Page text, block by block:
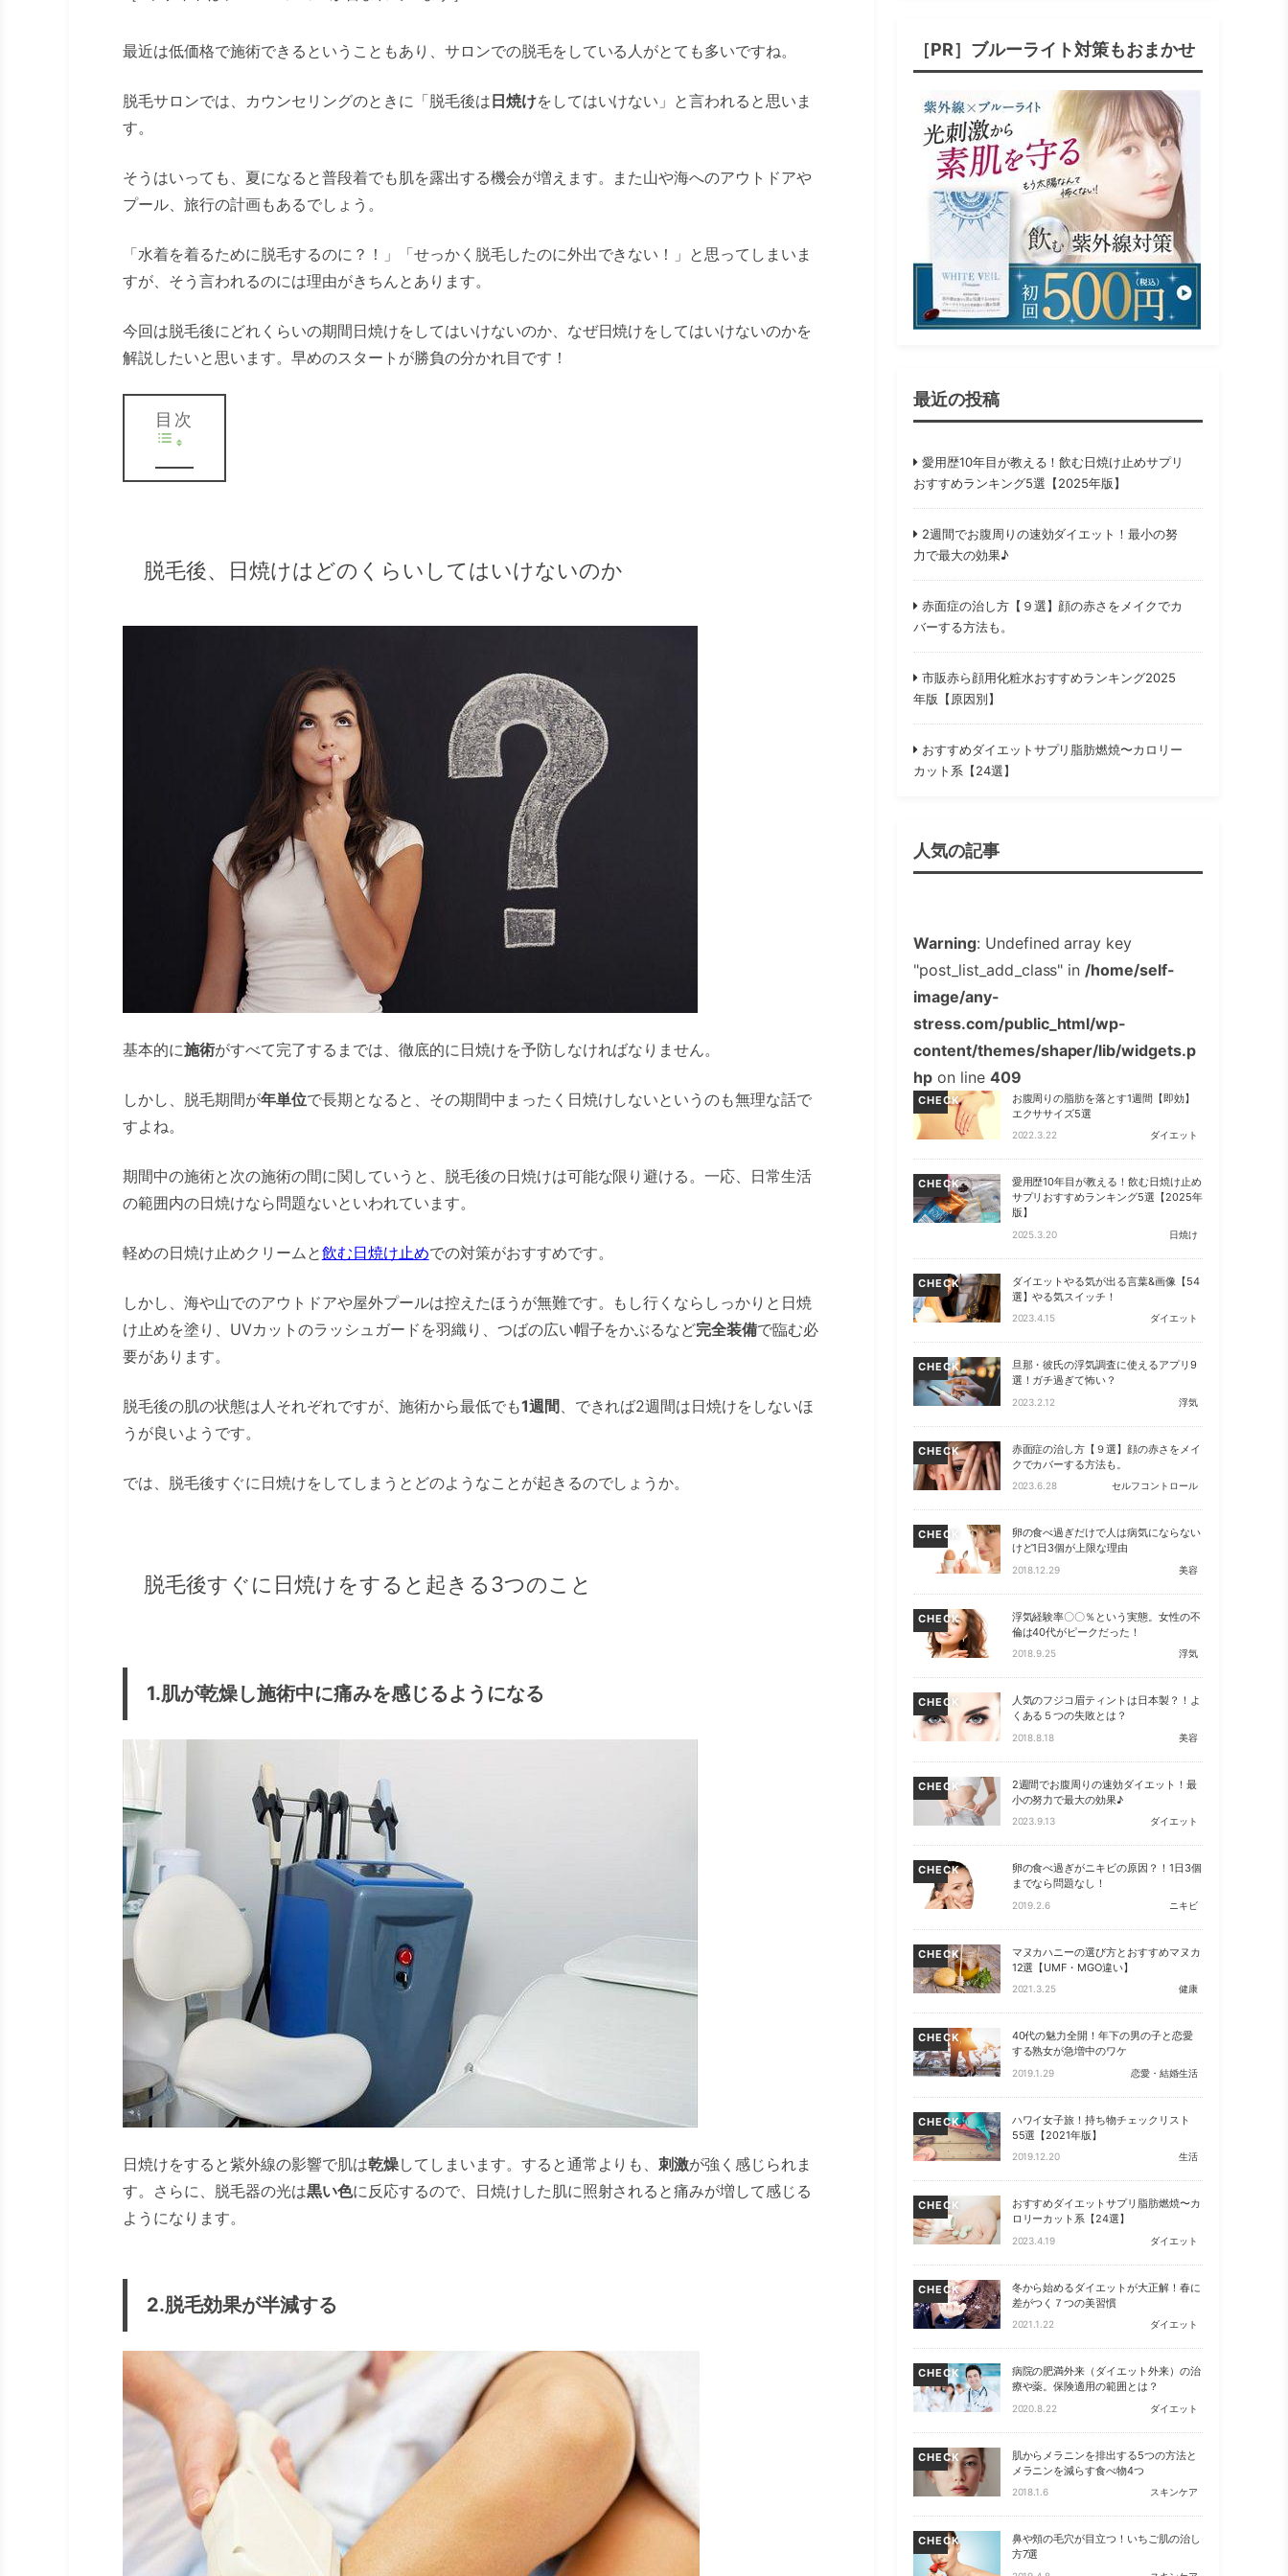
最近は低価格で施術できるということもあり、サロンでの脱毛をしている人がとても多いですね。
脱毛サロンでは、カウンセリングのときに「脱毛後は 日焼けをしてはいけない」と言われると思いま
す。
そうはいっても、夏になると普段着でも肌を露出する機会が増えます。また山や海へのアウトドアや
プール、旅行の計画もあるでしょう。
「水着を着るために脱毛するのに？！」「せっかく脱毛したのに外出できない！」と思ってしまいま
すが、そう言われるのには理由がきちんとあります。
今回は脱毛後にどれくらいの期間日焼けをしてはいけないのか、なぜ日焼けをしてはいけないのかを
解説したいと思います。早めのスタートが勝負の分かれ目です！
目次
脱毛後、日焼けはどのくらいしてはいけないのか
基本的に施術がすべて完了するまでは、徹底的に日焼けを予防しなければなりません。
しかし、脱毛期間が年単位で長期となると、その期間中まったく日焼けしないというのも無理な話で
すよね。
期間中の施術と次の施術の間に関していうと、脱毛後の日焼けは可能な限り避ける。一応、日常生活
の範囲内の日焼けなら問題ないといわれています。
軽めの日焼け止めクリームと飲む日焼け止めでの対策がおすすめです。
しかし、海や山でのアウトドアや屋外プールは控えたほうが無難です。もし行くならしっかりと日焼
け止めを塗り、UVカットのラッシュガードを羽織り、つばの広い帽子をかぶるなど完全装備で臨む必
要があります。
脱毛後の肌の状態は人それぞれですが、施術から最低でも1週間 、できれば2週間は日焼けをしないほ
うが良いようです。
では、脱毛後すぐに日焼けをしてしまうとどのようなことが起きるのでしょうか。
脱毛後すぐに日焼けをすると起きる3つのこと
1.肌が乾燥し施術中に痛みを感じるようになる
日焼けをすると紫外線の影響で肌は乾燥してしまいます。すると通常よりも、刺激が強く感じられま
す。さらに、脱毛器の光は黒い色に反応するので、日焼けした肌に照射されると痛みが増して感じる
ようになります。
2.脱毛効果が半減する
［PR］ブルーライト対策もおまかせ
最近の投稿
愛用歴10年目が教える！飲む日焼け止めサプリ
おすすめランキング5選【2025年版】
2週間でお腹周りの速効ダイエット！最小の努
力で最大の効果♪
赤面症の治し方【９選】顔の赤さをメイクでカ
バーする方法も。
市販赤ら顔用化粧水おすすめランキング2025
年版【原因別】
おすすめダイエットサプリ脂肪燃焼〜カロリー
カット系【24選】
人気の記事
Warning: Undefined array key
"post_list_add_class" in /home/self-
image/any-
stress.com/public_html/wp-
content/themes/shaper/lib/widgets.p
hpon line 409
CHECK
お腹周りの脂肪を落とす1週間【即効】
エクササイズ5選
2022.3.22 ダイエット
CHECK
愛用歴10年目が教える！飲む日焼け止め
サプリおすすめランキング5選【2025年
版】
2025.3.20 日焼け
CHECK
ダイエットやる気が出る言葉&画像【54
選】やる気スイッチ！
2023.4.15 ダイエット
CHECK
旦那・彼氏の浮気調査に使えるアプリ9
選！ガチ過ぎて怖い？
2023.2.12 浮気
CHECK
赤面症の治し方【９選】顔の赤さをメイ
クでカバーする方法も。
2023.6.28 セルフコントロール
CHECK
卵の食べ過ぎだけで人は病気にならない
けど1日3個が上限な理由
2018.12.29 美容
CHECK
浮気経験率〇〇％という実態。女性の不
倫は40代がピークだった！
2018.9.25 浮気
CHECK
人気のフジコ眉ティントは日本製？！よ
くある５つの失敗とは？
2018.8.18 美容
CHECK
2週間でお腹周りの速効ダイエット！最
小の努力で最大の効果♪
2023.9.13 ダイエット
CHECK
卵の食べ過ぎがニキビの原因？！1日3個
までなら問題なし！
2019.2.6 ニキビ
CHECK
マヌカハニーの選び方とおすすめマヌカ
12選【UMF・MGO違い】
2021.3.25 健康
CHECK
40代の魅力全開！年下の男の子と恋愛
する熟女が急増中のワケ
2019.1.29 恋愛・結婚生活
CHECK
ハワイ女子旅！持ち物チェックリスト
55選【2021年版】
2019.12.20 生活
CHECK
おすすめダイエットサプリ脂肪燃焼〜カ
ロリーカット系【24選】
2023.4.19 ダイエット
CHECK
冬から始めるダイエットが大正解！春に
差がつく７つの美習慣
2021.1.22 ダイエット
CHECK
病院の肥満外来（ダイエット外来）の治
療や薬。保険適用の範囲とは？
2020.8.22 ダイエット
CHECK
肌からメラニンを排出する5つの方法と
メラニンを減らす食べ物4つ
2018.1.6 スキンケア
CHECK
鼻や頬の毛穴が目立つ！いちご肌の治し
方7選